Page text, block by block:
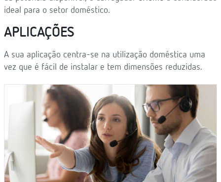
ideal para o setor doméstico.
APLICAÇÕES
A sua aplicação centra-se na utilização doméstica uma
vez que é fácil de instalar e tem dimensões reduzidas.